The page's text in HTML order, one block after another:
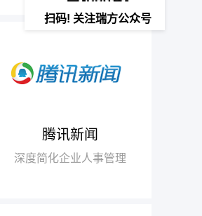
昆明人事外包
兰州人事外包
太原人事外包
沈阳人事外包
拉萨人事外包
南宁人事外包
银川人事外包
布局“互联网+人力资源服务”
战略，基于互联网发展的迅猛之
势，打造“瑞人云”SaaS人力资源
腾讯新闻
深度简化企业人事管理
扫码! 关注瑞方公众号